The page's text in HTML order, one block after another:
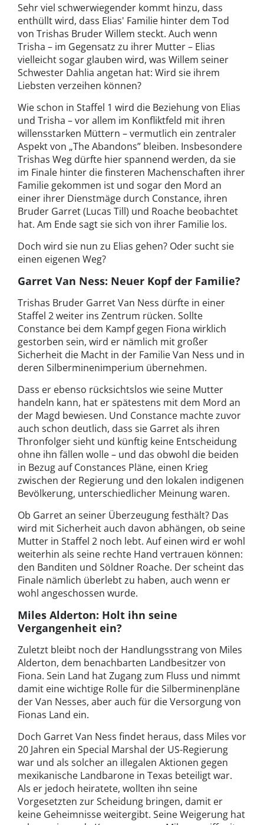
Sehr viel schwerwiegender kommt hinzu, dass
enthüllt wird, dass Elias' Familie hinter dem Tod
von Trishas Bruder Willem steckt. Auch wenn
Trisha – im Gegensatz zu ihrer Mutter – Elias
vielleicht sogar glauben wird, was Willem seiner
Schwester Dahlia angetan hat: Wird sie ihrem
Liebsten verzeihen können?
Wie schon in Staffel 1 wird die Beziehung von Elias
und Trisha – vor allem im Konfliktfeld mit ihren
willensstarken Müttern – vermutlich ein zentraler
Aspekt von „The Abandons” bleiben. Insbesondere
Trishas Weg dürfte hier spannend werden, da sie
im Finale hinter die finsteren Machenschaften ihrer
Familie gekommen ist und sogar den Mord an
einer ihrer Dienstmäge durch Constance, ihren
Bruder Garret (Lucas Till) und Roache beobachtet
hat. Am Ende sagt sie sich von ihrer Familie los.
Doch wird sie nun zu Elias gehen? Oder sucht sie
einen eigenen Weg?
Garret Van Ness: Neuer Kopf der Familie?
Trishas Bruder Garret Van Ness dürfte in einer
Staffel 2 weiter ins Zentrum rücken. Sollte
Constance bei dem Kampf gegen Fiona wirklich
gestorben sein, wird er nämlich mit großer
Sicherheit die Macht in der Familie Van Ness und in
deren Silberminenimperium übernehmen.
Dass er ebenso rücksichtslos wie seine Mutter
handeln kann, hat er spätestens mit dem Mord an
der Magd bewiesen. Und Constance machte zuvor
auch schon deutlich, dass sie Garret als ihren
Thronfolger sieht und künftig keine Entscheidung
ohne ihn fällen wolle – und das obwohl die beiden
in Bezug auf Constances Pläne, einen Krieg
zwischen der Regierung und den lokalen indigenen
Bevölkerung, unterschiedlicher Meinung waren.
Ob Garret an seiner Überzeugung festhält? Das
wird mit Sicherheit auch davon abhängen, ob seine
Mutter in Staffel 2 noch lebt. Auf einen wird er wohl
weiterhin als seine rechte Hand vertrauen können:
den Banditen und Söldner Roache. Der scheint das
Finale nämlich überlebt zu haben, auch wenn er
wohl angeschossen wurde.
Miles Alderton: Holt ihn seine
Vergangenheit ein?
Zuletzt bleibt noch der Handlungsstrang von Miles
Alderton, dem benachbarten Landbesitzer von
Fiona. Sein Land hat Zugang zum Fluss und nimmt
damit eine wichtige Rolle für die Silberminenpläne
der Van Nesses, aber auch für die Versorgung von
Fionas Land ein.
Doch Garret Van Ness findet heraus, dass Miles vor
20 Jahren ein Special Marshal der US-Regierung
war und als solcher an illegalen Aktionen gegen
mexikanische Landbarone in Texas beteiligt war.
Als er jedoch heiratete, wollten ihn seine
Vorgesetzten zur Scheidung bringen, damit er
keine Geheimnisse weitergibt. Seine Weigerung hat